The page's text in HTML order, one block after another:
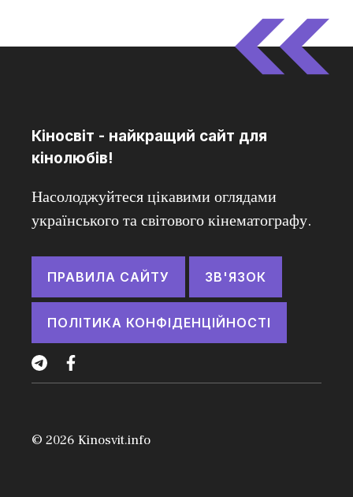
Кіносвіт - найкращий сайт для
кінолюбів!
Насолоджуйтеся цікавими оглядами
українського та світового кінематографу.
ПРАВИЛА САЙТУ ЗВ'ЯЗОК
ПОЛІТИКА КОНФІДЕНЦІЙНОСТІ
© 2026 Kinosvit.info